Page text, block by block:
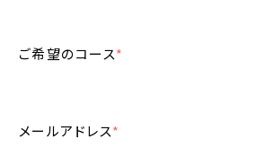
ご希望のコース*
メールアドレス*